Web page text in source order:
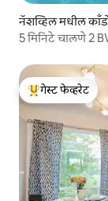
नॅशव्हिल मधील
5 मिनिटे चालणे 2
टॉप गेस्ट फेव्हरेट
गेस्ट फेव्हरेट